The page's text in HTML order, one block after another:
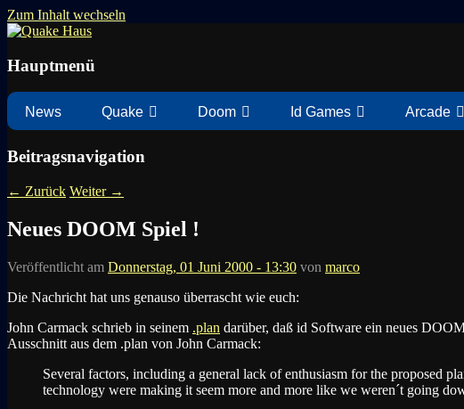
Zum Inhalt wechseln
Quake Haus
Hauptmenü
News Quake Doom Id Games Arcade
Beitragsnavigation
← Zurück Weiter →
Neues DOOM Spiel !
Veröffentlicht am Donnerstag, 01 Juni 2000 - 13:30 von marco
Die Nachricht hat uns genauso überrascht wie euch:
John Carmack schrieb in seinem .plan darüber, daß id Software ein neues
Ausschnitt aus dem .plan von John Carmack:
Several factors, including a general lack of enthusiasm for the proposed
technology were making it seem more and more like we weren´t going